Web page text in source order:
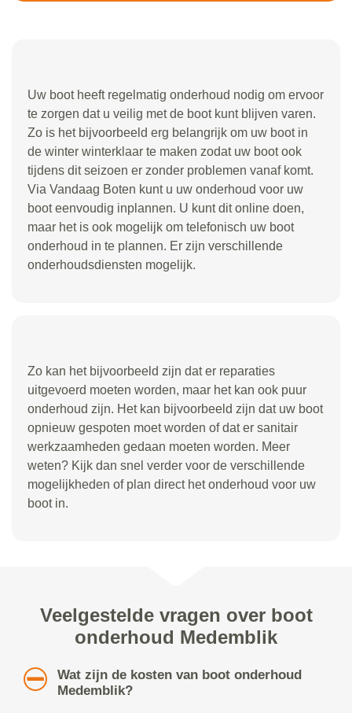
Uw boot heeft regelmatig onderhoud nodig om ervoor
te zorgen dat u veilig met de boot kunt blijven varen.
Zo is het bijvoorbeeld erg belangrijk om uw boot in
de winter winterklaar te maken zodat uw boot ook
tijdens dit seizoen er zonder problemen vanaf komt.
Via Vandaag Boten kunt u uw onderhoud voor uw
boot eenvoudig inplannen. U kunt dit online doen,
maar het is ook mogelijk om telefonisch uw boot
onderhoud in te plannen. Er zijn verschillende
onderhoudsdiensten mogelijk.
Zo kan het bijvoorbeeld zijn dat er reparaties
uitgevoerd moeten worden, maar het kan ook puur
onderhoud zijn. Het kan bijvoorbeeld zijn dat uw boot
opnieuw gespoten moet worden of dat er sanitair
werkzaamheden gedaan moeten worden. Meer
weten? Kijk dan snel verder voor de verschillende
mogelijkheden of plan direct het onderhoud voor uw
boot in.
Veelgestelde vragen over boot
onderhoud Medemblik
Wat zijn de kosten van boot onderhoud
Medemblik?